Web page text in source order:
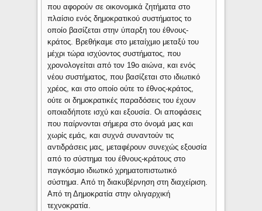
που αφορούν σε οικονομικά ζητήματα στο
πλαίσιο ενός δημοκρατικού συστήματος το
οποίο βασίζεται στην ύπαρξη του έθνους-
κράτος. Βρεθήκαμε στο μεταίχμιο μεταξύ του
μέχρι τώρα ισχύοντος συστήματος, που
χρονολογείται από τον 19ο αιώνα, και ενός
νέου συστήματος, που βασίζεται στο ιδιωτικό
χρέος, και στο οποίο ούτε το έθνος-κράτος,
ούτε οι δημοκρατικές παραδόσεις του έχουν
οποιαδήποτε ισχύ και εξουσία. Οι αποφάσεις
που παίρνονται σήμερα στο όνομά μας και
χωρίς εμάς, και συχνά συναντούν τις
αντιδράσεις μας, μεταφέρουν συνεχώς εξουσία
από το σύστημα του έθνους-κράτους στο
παγκόσμιο ιδιωτικό χρηματοπιστωτικό
σύστημα. Από τη διακυβέρνηση στη διαχείριση.
Από τη Δημοκρατία στην ολιγαρχική
τεχνοκρατία.